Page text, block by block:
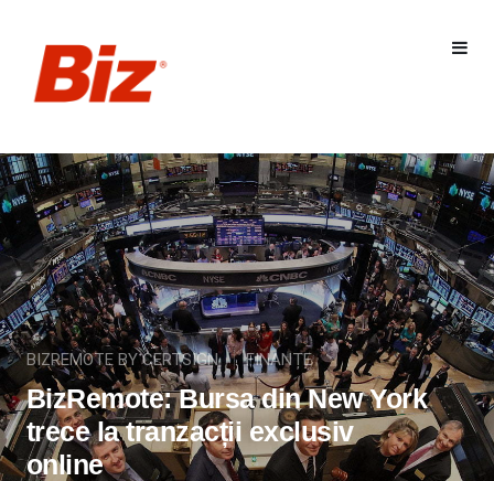
BIZREMOTE BY CERTSIGN FINANȚE
BizRemote: Bursa din New York
trece la tranzacții exclusiv
online